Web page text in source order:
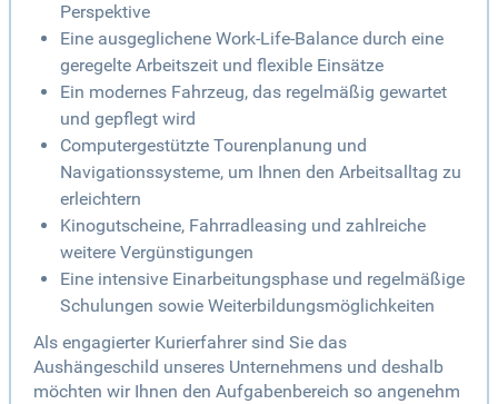
Perspektive
Eine ausgeglichene Work-Life-Balance durch eine
geregelte Arbeitszeit und flexible Einsätze
Ein modernes Fahrzeug, das regelmäßig gewartet
und gepflegt wird
Computergestützte Tourenplanung und
Navigationssysteme, um Ihnen den Arbeitsalltag zu
erleichtern
Kinogutscheine, Fahrradleasing und zahlreiche
weitere Vergünstigungen
Eine intensive Einarbeitungsphase und regelmäßige
Schulungen sowie Weiterbildungsmöglichkeiten
Als engagierter Kurierfahrer sind Sie das
Aushängeschild unseres Unternehmens und deshalb
möchten wir Ihnen den Aufgabenbereich so angenehm